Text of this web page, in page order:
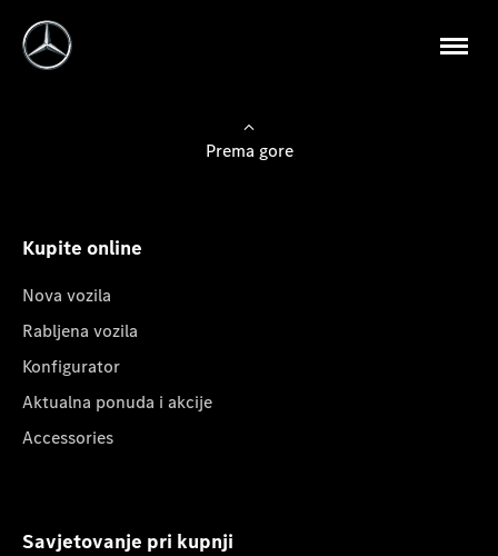
Prema gore
Kupite online
Nova vozila
Rabljena vozila
Konfigurator
Aktualna ponuda i akcije
Accessories
Savjetovanje pri kupnji